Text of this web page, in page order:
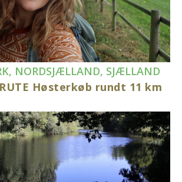
, NORDSJÆLLAND, SJÆLLAND
Høsterkøb rundt 11 km